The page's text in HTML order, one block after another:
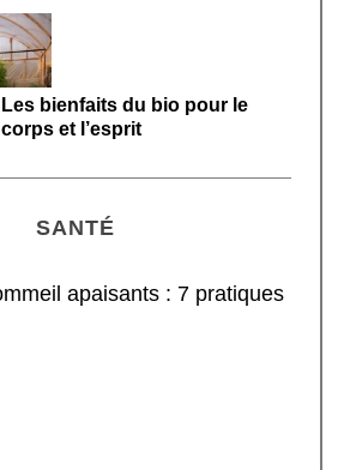
Les bienfaits du bio pour le
corps et l’esprit
SANTÉ